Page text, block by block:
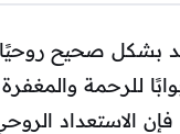
بشكل صحيح روحيًا
للرحمة
فإن الاستعداد